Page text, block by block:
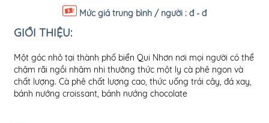
Mức giá trung bình / người : đ - đ
GIỚI THIỆU:
Một góc nhỏ tại thành phố biển Qui Nhơn nơi mọi người có thể
chậm rãi ngồi nhâm nhi thưởng thức một ly cà phê ngon và
chất lượng. Cà phê chất lượng cao, thức uống trái cây, đá xay,
bánh nướng croissant, bánh nướng chocolate